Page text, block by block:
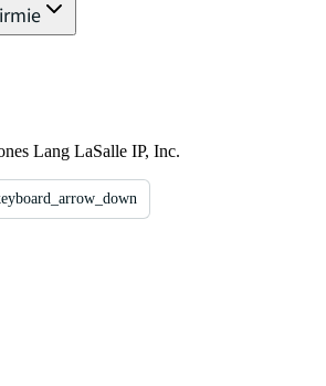
Lang LaSalle IP, Inc.